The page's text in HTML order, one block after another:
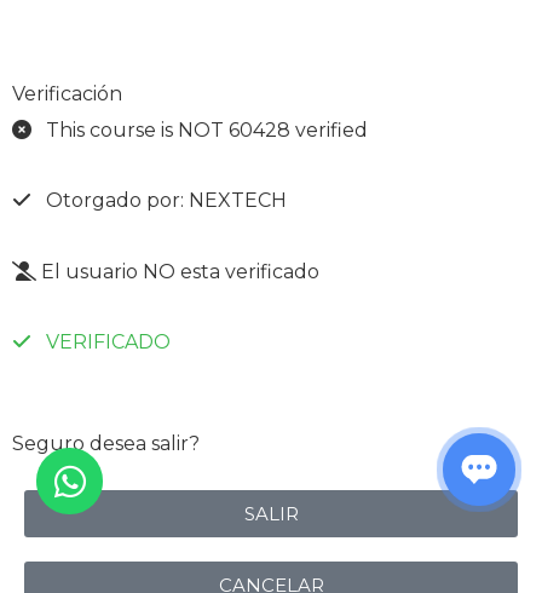
Verificación
This course is NOT 60428 verified
Otorgado por: NEXTECH
El usuario NO esta verificado
VERIFICADO
Seguro desea salir?
SALIR
CANCELAR